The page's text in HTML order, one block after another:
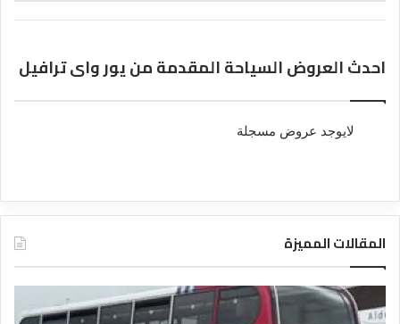
احدث العروض السياحة المقدمة من يور واى ترافيل
لايوجد عروض مسجلة
المقالات المميزة
ل